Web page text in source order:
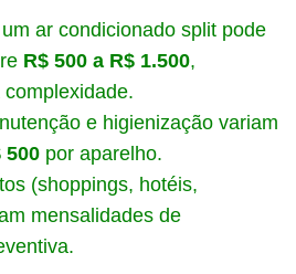
ar condicionado split pode
R$ 500 a R$ 1.500,
e higienização variam
500 por aparelho.
(shoppings, hotéis,
mensalidades de